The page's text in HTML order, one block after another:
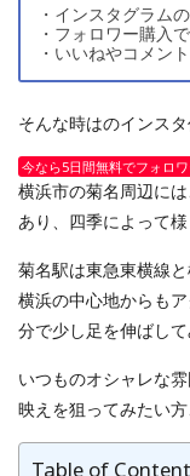
・インスタグラム
・フォロワー購入
・いいねやコメン
そんな時はのインス
今なら5日間無料でフォロワ
横浜市の菊名周辺に
あり、四季によって
菊名駅は東急東横線
横浜の中心地からも
分で少し足を伸ばし
いつものオシャレな
映えを狙ってみたい方
Table of